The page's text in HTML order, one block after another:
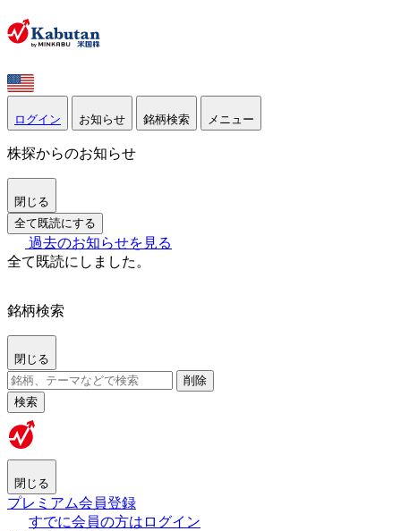
ログイン お知らせ 銘柄検索 メニュー
株探からのお知らせ
閉じる
全て既読にする
過去のお知らせを見る
全て既読にしました。
銘柄検索
閉じる
削除
検索
閉じる
プレミアム会員登録
すでに会員の方はログイン